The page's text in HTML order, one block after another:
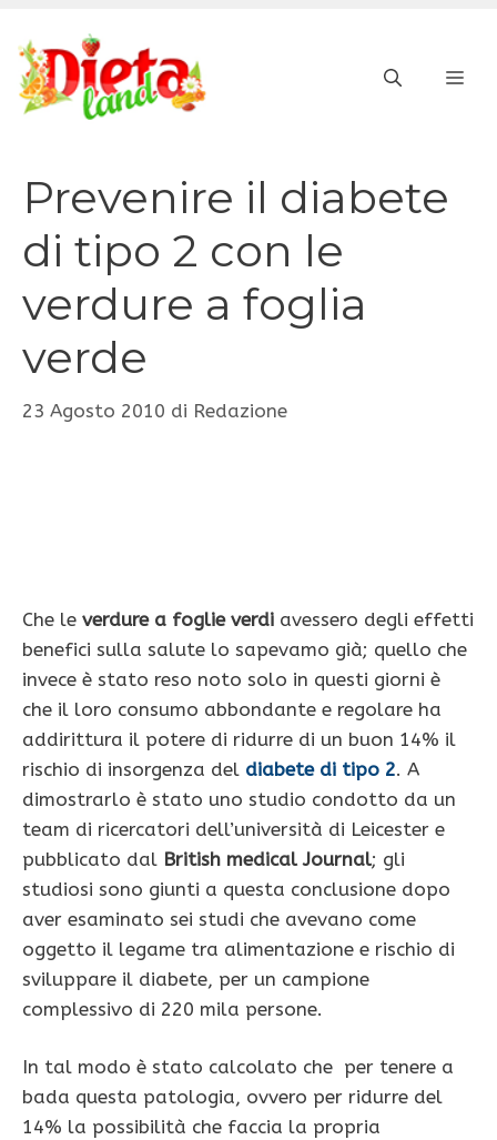
contenuto
Prevenire il diabete
di tipo 2 con le
verdure a foglia
verde
23 Agosto 2010 di Redazione
Che le verdure a foglie verdi avessero degli effetti
benefici sulla salute lo sapevamo già; quello che
invece è stato reso noto solo in questi giorni è
che il loro consumo abbondante e regolare ha
addirittura il potere di ridurre di un buon 14% il
rischio di insorgenza del diabete di tipo 2. A
dimostrarlo è stato uno studio condotto da un
team di ricercatori dell’università di Leicester e
pubblicato dal British medical Journal; gli
studiosi sono giunti a questa conclusione dopo
aver esaminato sei studi che avevano come
oggetto il legame tra alimentazione e rischio di
sviluppare il diabete, per un campione
complessivo di 220 mila persone.
In tal modo è stato calcolato che per tenere a
bada questa patologia, ovvero per ridurre del
14% la possibilità che faccia la propria